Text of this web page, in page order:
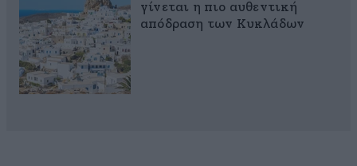
γίνεται η πιο αυθεντική
απόδραση των Κυκλάδων